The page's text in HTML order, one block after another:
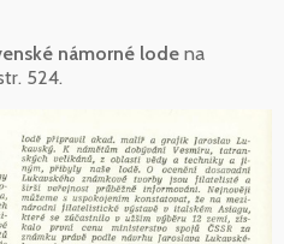
námorné lode na
524.